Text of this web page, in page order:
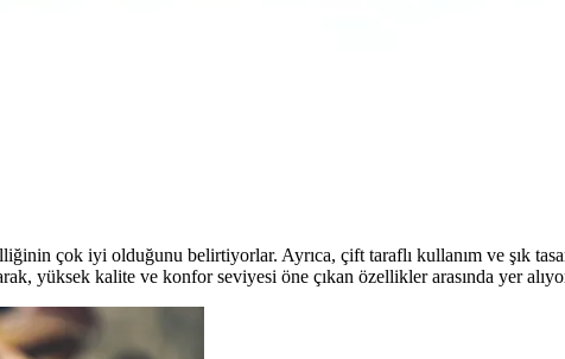
çok iyi olduğunu belirtiyorlar. Ayrıca, çift taraflı kullanım ve şık
yüksek kalite ve konfor seviyesi öne çıkan özellikler arasında yer